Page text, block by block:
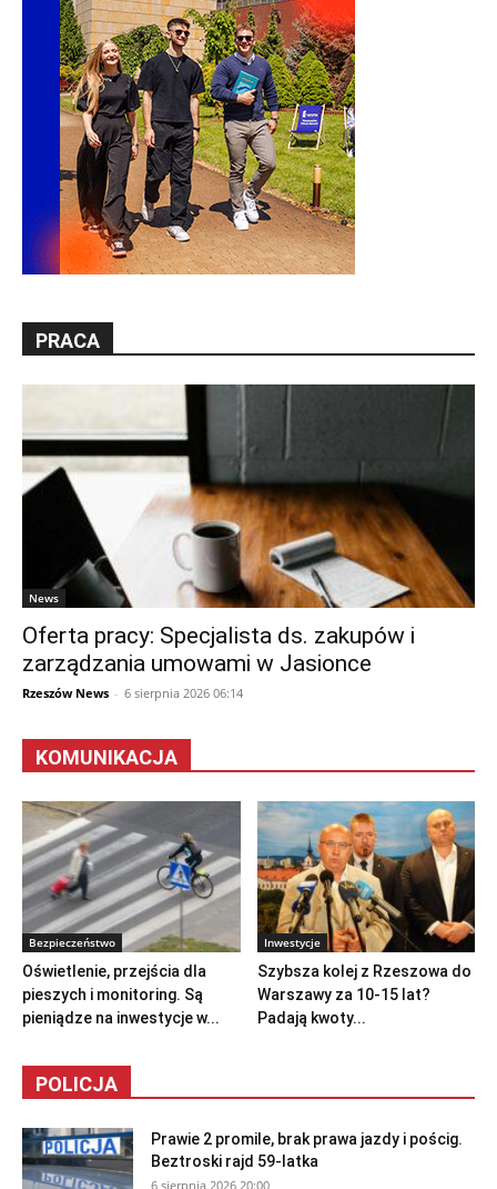
PRACA
News
Oferta pracy: Specjalista ds. zakupów i
zarządzania umowami w Jasionce
Rzeszów News - 6 sierpnia 2026 06:14
KOMUNIKACJA
Bezpieczeństwo
Oświetlenie, przejścia dla
pieszych i monitoring. Są
pieniądze na inwestycje w...
Inwestycje
Szybsza kolej z Rzeszowa do
Warszawy za 10-15 lat?
Padają kwoty...
POLICJA
Prawie 2 promile, brak prawa jazdy i pościg.
Beztroski rajd 59-latka
6 sierpnia 2026 20:00